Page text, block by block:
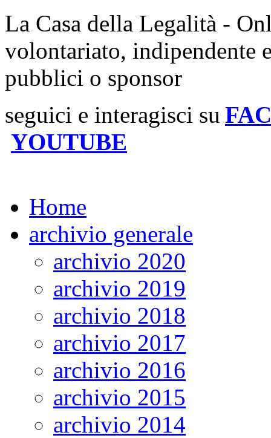
La Casa della Legalità -
volontariato, indipendente
pubblici o sponsor
seguici e interagisci su
YOUTUBE
Home
archivio generale
archivio 2020
archivio 2019
archivio 2018
archivio 2017
archivio 2016
archivio 2015
archivio 2014